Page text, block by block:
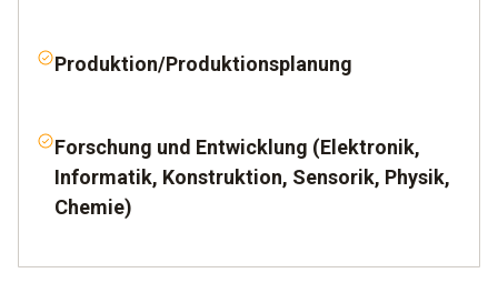
Produktion/Produktionsplanung
Forschung und Entwicklung (Elektronik,
Informatik, Konstruktion, Sensorik, Physik,
Chemie)